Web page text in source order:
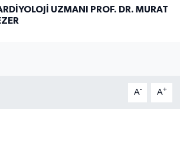
UZMANI PROF. DR. MURAT
A- A+